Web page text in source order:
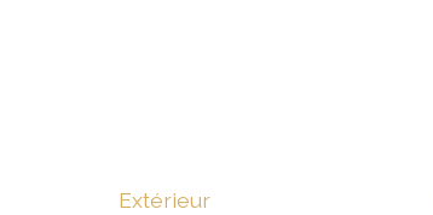
Extérieur